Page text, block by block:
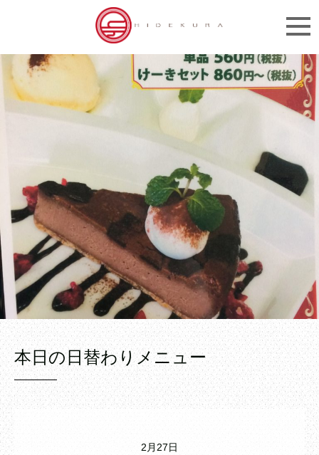
本日の日替わりメニュー
2月27日